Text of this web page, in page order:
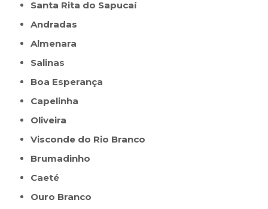
Santa Rita do Sapucaí
Andradas
Almenara
Salinas
Boa Esperança
Capelinha
Oliveira
Visconde do Rio Branco
Brumadinho
Caeté
Ouro Branco